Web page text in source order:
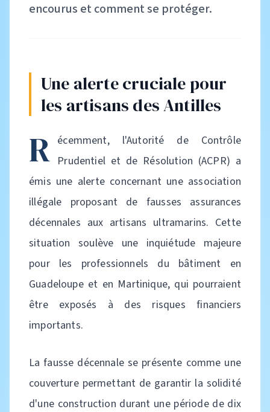
encourus et comment se protéger.
Une alerte cruciale pour
les artisans des Antilles
R écemment, l'Autorité de Contrôle
Prudentiel et de Résolution (ACPR) a
émis une alerte concernant une association
illégale proposant de fausses assurances
décennales aux artisans ultramarins. Cette
situation soulève une inquiétude majeure
pour les professionnels du bâtiment en
Guadeloupe et en Martinique, qui pourraient
être exposés à des risques financiers
importants.
La fausse décennale se présente comme une
couverture permettant de garantir la solidité
d'une construction durant une période de dix